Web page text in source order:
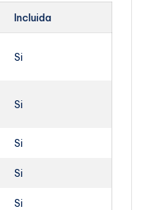
Incluida
Si
Si
Si
Si
Si